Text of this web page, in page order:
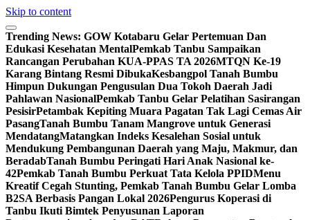
Skip to content
Trending News: GOW Kotabaru Gelar Pertemuan Dan
Edukasi Kesehatan MentalPemkab Tanbu Sampaikan
Rancangan Perubahan KUA-PPAS TA 2026MTQN Ke-19
Karang Bintang Resmi DibukaKesbangpol Tanah Bumbu
Himpun Dukungan Pengusulan Dua Tokoh Daerah Jadi
Pahlawan NasionalPemkab Tanbu Gelar Pelatihan Sasirangan
PesisirPetambak Kepiting Muara Pagatan Tak Lagi Cemas Air
PasangTanah Bumbu Tanam Mangrove untuk Generasi
MendatangMatangkan Indeks Kesalehan Sosial untuk
Mendukung Pembangunan Daerah yang Maju, Makmur, dan
BeradabTanah Bumbu Peringati Hari Anak Nasional ke-
42Pemkab Tanah Bumbu Perkuat Tata Kelola PPIDMenu
Kreatif Cegah Stunting, Pemkab Tanah Bumbu Gelar Lomba
B2SA Berbasis Pangan Lokal 2026Pengurus Koperasi di
Tanbu Ikuti Bimtek Penyusunan Laporan